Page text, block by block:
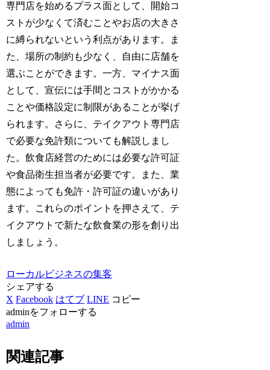
専門店を始めるプラス面として、開始コ
ストが少なくて済むことやお店の大きさ
に縛られないという利点があります。ま
た、場所の制約も少なく、自由に店舗を
選ぶことができます。一方、マイナス面
として、宣伝には手間とコストがかかる
ことや価格設定に制限があることが挙げ
られます。さらに、テイクアウト専門店
で必要な免許類についても解説しまし
た。飲食店経営のためには必要な許可証
や食品衛生担当者が必要です。また、業
態によっても免許・許可証の違いがあり
ます。これらのポイントを押さえて、テ
イクアウトで新たな飲食業の形を創り出
しましょう。
ローカルビジネスの集客
シェアする
X Facebook はてブ LINE コピー
adminをフォローする
admin
関連記事